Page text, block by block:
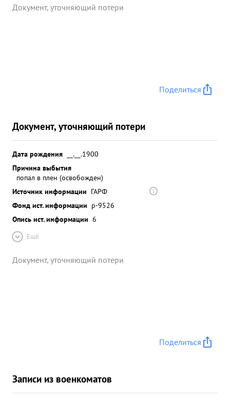
Документ, уточняющий потери
Поделиться
Документ, уточняющий потери
Дата рождения
__.__.1900
Причина выбытия
попал в плен (освобожден)
Источник информации ГАРФ
Фонд ист. информации р-9526
Опись ист. информации 6
Ещё
Документ, уточняющий потери
Поделиться
Записи из военкоматов